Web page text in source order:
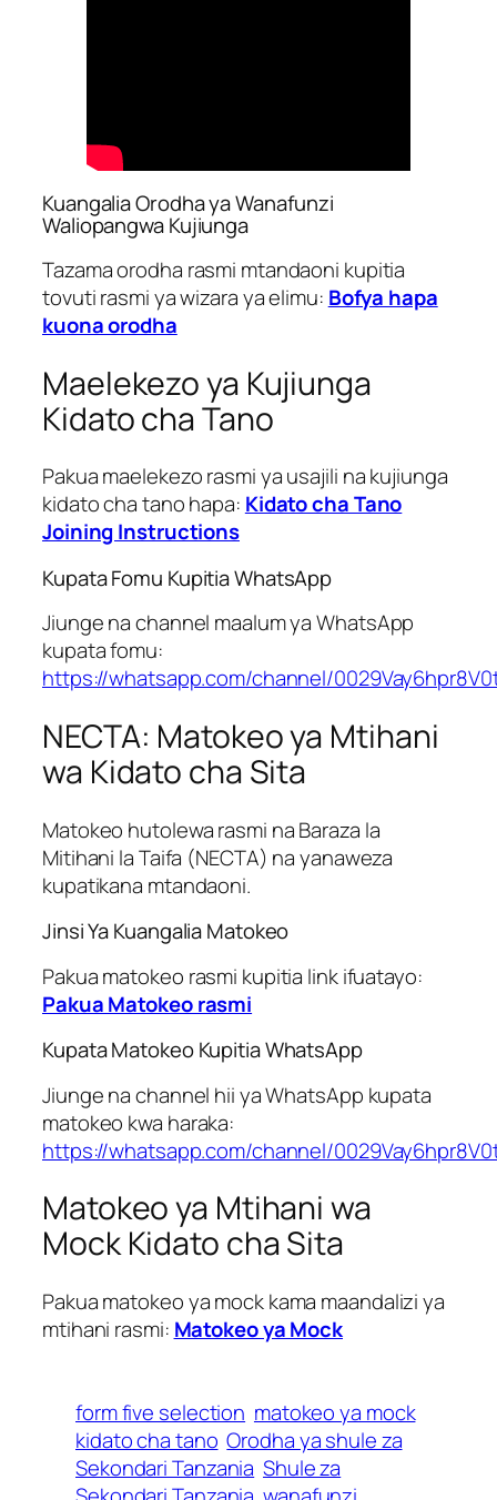
Kuangalia Orodha ya Wanafunzi
Waliopangwa Kujiunga
Tazama orodha rasmi mtandaoni kupitia
tovuti rasmi ya wizara ya elimu: Bofya hapa
kuona orodha
Maelekezo ya Kujiunga
Kidato cha Tano
Pakua maelekezo rasmi ya usajili na kujiunga
kidato cha tano hapa: Kidato cha Tano
Joining Instructions
Kupata Fomu Kupitia WhatsApp
Jiunge na channel maalum ya WhatsApp
kupata fomu:
https://whatsapp.com/channel/
NECTA: Matokeo ya Mtihani
wa Kidato cha Sita
Matokeo hutolewa rasmi na Baraza la
Mitihani la Taifa (NECTA) na yanaweza
kupatikana mtandaoni.
Jinsi Ya Kuangalia Matokeo
Pakua matokeo rasmi kupitia link ifuatayo:
Pakua Matokeo rasmi
Kupata Matokeo Kupitia WhatsApp
Jiunge na channel hii ya WhatsApp kupata
matokeo kwa haraka:
https://whatsapp.com/channel/
Matokeo ya Mtihani wa
Mock Kidato cha Sita
Pakua matokeo ya mock kama maandalizi ya
mtihani rasmi: Matokeo ya Mock
form five selection matokeo ya mock
kidato cha tano Orodha ya shule za
Sekondari Tanzania Shule za